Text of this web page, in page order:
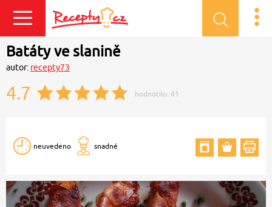
Přihlásit se
Batáty ve slanině
autor: recepty73
4.7 hodnotilo: 41
neuvedeno snadné